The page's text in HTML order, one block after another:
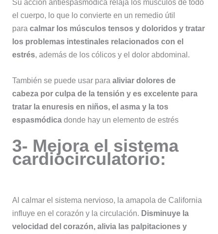
Su acción antiespasmódica relaja los músculos de todo
el cuerpo, lo que lo convierte en un remedio útil
paracalmar los músculos tensos y doloridos y tratar
los problemas intestinales relacionados con el
estrés, además de los cólicos y el dolor abdominal.
También se puede usar paraaliviar dolores de
cabeza por culpa de la tensión y es excelente para
tratar la enuresis en niños, el asma y la tos
espasmódica donde hay un elemento de estrés
3- Mejora el sistema
cardiocirculatorio:
Al calmar el sistema nervioso, la amapola de California
influye en el corazón y la circulación. Disminuye la
velocidad del corazón, alivia las palpitaciones y